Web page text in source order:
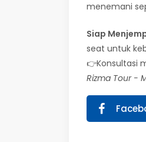
menemani
Siap
seat untuk
👉Konsultasi
Rizma Tour -